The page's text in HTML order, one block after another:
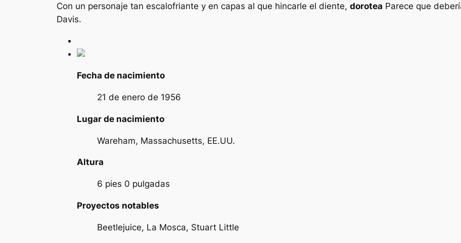
Con un personaje tan escalofriante y en capas al que hincarle el diente, dorotea Parece que
Davis.
Fecha de nacimiento
21 de enero de 1956
Lugar de nacimiento
Wareham, Massachusetts, EE.UU.
Altura
6 pies 0 pulgadas
Proyectos notables
Beetlejuice, La Mosca, Stuart Little